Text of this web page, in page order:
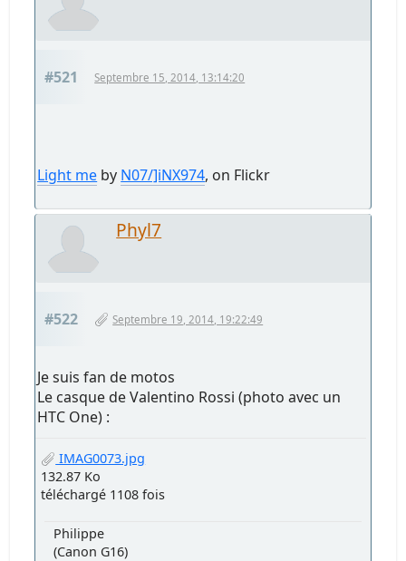
#521 Septembre 15, 2014, 13:14:20
Light me by N07/]iNX974, on Flickr
Phyl7
#522 Septembre 19, 2014, 19:22:49
Je suis fan de motos
Le casque de Valentino Rossi (photo avec un
HTC One) :
IMAG0073.jpg
132.87 Ko
téléchargé 1108 fois
Philippe
(Canon G16)